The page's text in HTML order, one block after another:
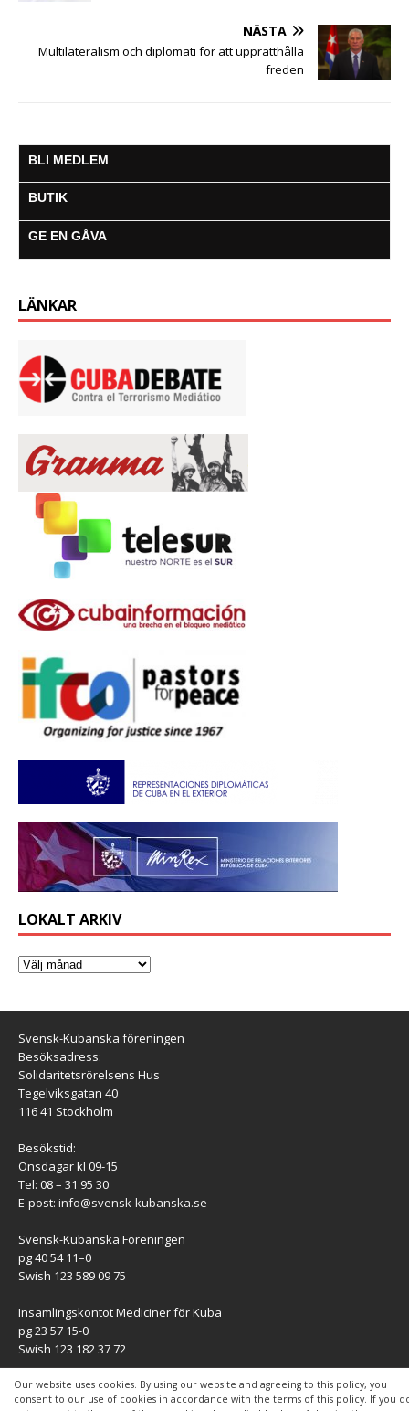
Our website uses cookies. By using our website and agreeing to this policy, you
consent to our use of cookies in accordance with the terms of this policy. If you
r
m
NÄSTA
Multilateralism och diplomati för att upprätthålla
freden
BLI MEDLEM
BUTIK
GE EN GÅVA
LÄNKAR
LOKALT ARKIV
Svensk-Kubanska föreningen
Besöksadress:
Solidaritetsrörelsens Hus
Tegelviksgatan 40
116 41 Stockholm
Besökstid:
Onsdagar kl 09-15
Tel: 08 – 31 95 30
E-post: info@svensk-kubanska.se
Svensk-Kubanska Föreningen
pg 40 54 11–0
Swish 123 589 09 75
Insamlingskontot Mediciner för Kuba
pg 23 57 15-0
Swish 123 182 37 72
KONTAKT